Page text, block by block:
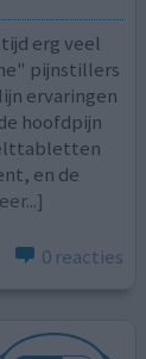
erg veel
pijnstillers
ervaringen
hoofdpijn
en de
0 reacties